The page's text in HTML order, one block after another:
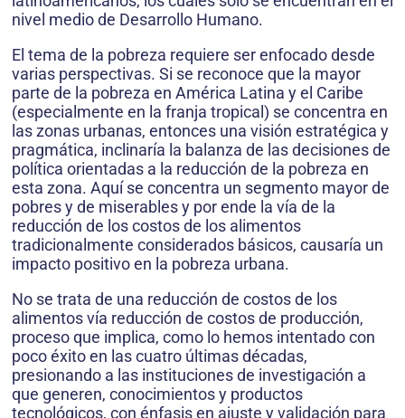
nivel medio de Desarrollo Humano.
El tema de la pobreza requiere ser enfocado desde
varias perspectivas. Si se reconoce que la mayor
parte de la pobreza en América Latina y el Caribe
(especialmente en la franja tropical) se concentra en
las zonas urbanas, entonces una visión estratégica y
pragmática, inclinaría la balanza de las decisiones de
política orientadas a la reducción de la pobreza en
esta zona. Aquí se concentra un segmento mayor de
pobres y de miserables y por ende la vía de la
reducción de los costos de los alimentos
tradicionalmente considerados básicos, causaría un
impacto positivo en la pobreza urbana.
No se trata de una reducción de costos de los
alimentos vía reducción de costos de producción,
proceso que implica, como lo hemos intentado con
poco éxito en las cuatro últimas décadas,
presionando a las instituciones de investigación a
que generen, conocimientos y productos
tecnológicos, con énfasis en ajuste y validación para